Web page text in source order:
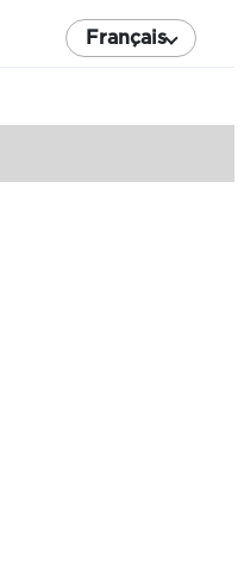
Français